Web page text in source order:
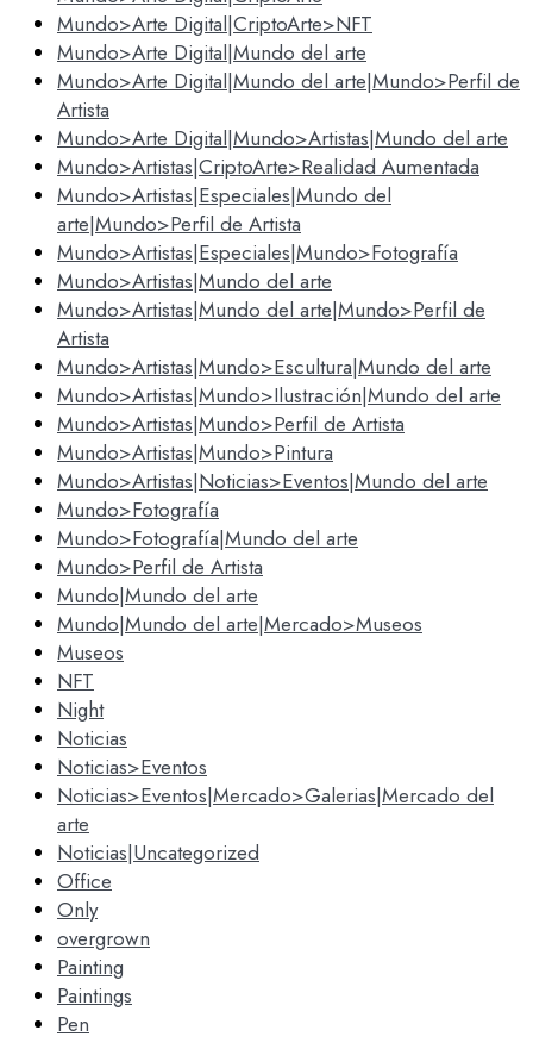
Mundo>Arte Digital|CriptoArte>NFT
Mundo>Arte Digital|Mundo del arte
Mundo>Arte Digital|Mundo del arte|Mundo>Perfil de
Artista
Mundo>Arte Digital|Mundo>Artistas|Mundo del arte
Mundo>Artistas|CriptoArte>Realidad Aumentada
Mundo>Artistas|Especiales|Mundo del
arte|Mundo>Perfil de Artista
Mundo>Artistas|Especiales|Mundo>Fotografía
Mundo>Artistas|Mundo del arte
Mundo>Artistas|Mundo del arte|Mundo>Perfil de
Artista
Mundo>Artistas|Mundo>Escultura|Mundo del arte
Mundo>Artistas|Mundo>Ilustración|Mundo del arte
Mundo>Artistas|Mundo>Perfil de Artista
Mundo>Artistas|Mundo>Pintura
Mundo>Artistas|Noticias>Eventos|Mundo del arte
Mundo>Fotografía
Mundo>Fotografía|Mundo del arte
Mundo>Perfil de Artista
Mundo|Mundo del arte
Mundo|Mundo del arte|Mercado>Museos
Museos
NFT
Night
Noticias
Noticias>Eventos
Noticias>Eventos|Mercado>Galerias|Mercado del
arte
Noticias|Uncategorized
Office
Only
overgrown
Painting
Paintings
Pen